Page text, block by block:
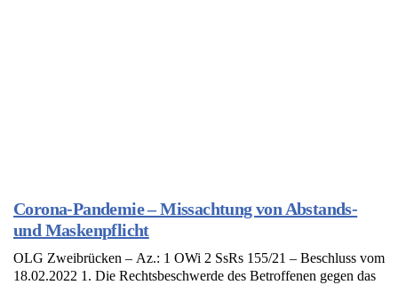
Corona-Pandemie – Missachtung von Abstands-
und Maskenpflicht
OLG Zweibrücken – Az.: 1 OWi 2 SsRs 155/21 – Beschluss vom
18.02.2022 1. Die Rechtsbeschwerde des Betroffenen gegen das